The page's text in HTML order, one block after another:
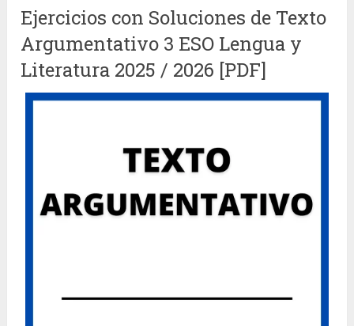
Ejercicios con Soluciones de Texto
Argumentativo 3 ESO Lengua y
Literatura 2025 / 2026 [PDF]